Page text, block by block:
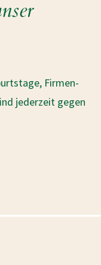
Firmen-
jederzeit gegen